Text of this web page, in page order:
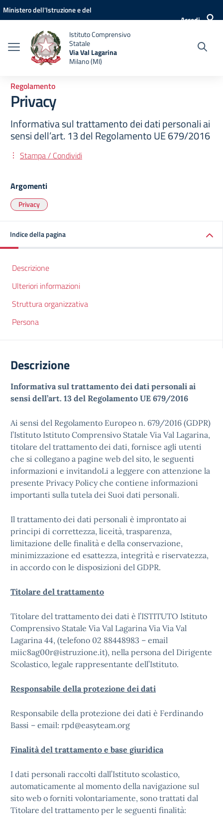
Vai ai contenuti
Vai al menu di navigazione
Vai al footer
Ministero dell'Istruzione e del
Accedi
Istituto Comprensivo
Statale
Via Val Lagarina
Milano (MI)
Regolamento
Privacy
Informativa sul trattamento dei dati personali ai
sensi dell’art. 13 del Regolamento UE 679/2016
Stampa / Condividi
Argomenti
Privacy
Indice della pagina
Descrizione
Ulteriori informazioni
Struttura organizzativa
Persona
Descrizione
Informativa sul trattamento dei dati personali ai
sensi dell’art. 13 del Regolamento UE 679/2016
Ai sensi del Regolamento Europeo n. 679/2016 (GDPR)
l’Istituto Istituto Comprensivo Statale Via Val Lagarina,
titolare del trattamento dei dati, fornisce agli utenti
che si collegano a pagine web del sito, le seguenti
informazioni e invitandoLi a leggere con attenzione la
presente Privacy Policy che contiene informazioni
importanti sulla tutela dei Suoi dati personali.
Il trattamento dei dati personali è improntato ai
principi di correttezza, liceità, trasparenza,
limitazione delle finalità e della conservazione,
minimizzazione ed esattezza, integrità e riservatezza,
in accordo con le disposizioni del GDPR.
Titolare del trattamento
Titolare del trattamento dei dati è l’ISTITUTO Istituto
Comprensivo Statale Via Val Lagarina Via Via Val
Lagarina 44, (telefono 02 88448983 – email
miic8ag00r@istruzione.it), nella persona del Dirigente
Scolastico, legale rappresentante dell’Istituto.
Responsabile della protezione dei dati
Responsabile della protezione dei dati è Ferdinando
Bassi – email: rpd@easyteam.org
Finalità del trattamento e base giuridica
I dati personali raccolti dall’Istituto scolastico,
automaticamente al momento della navigazione sul
sito web o forniti volontariamente, sono trattati dal
Titolare del trattamento per le seguenti finalità: